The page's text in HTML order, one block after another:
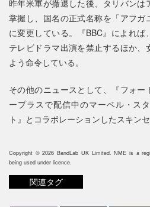
昨年米軍が撤退した後、タリバンは
掌握し、国名の正式名称を「アフガ
に変更している。『BBC』によれ
テレビドラマ出演を禁止するほか
よう命令している。
その他のニュースとして、『フォー
ープラスで配信中のマーベル・ス
ト』とコラボレーションしたスキン
Copyright © 2026 BandLab UK Limited. NME is a
being used under licence.
関連タグ